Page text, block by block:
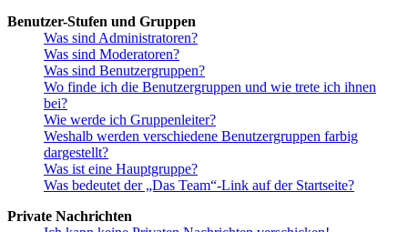
Benutzer-Stufen und Gruppen
Was sind Administratoren?
Was sind Moderatoren?
Was sind Benutzergruppen?
Wo finde ich die Benutzergruppen und wie trete ich ihnen
bei?
Wie werde ich Gruppenleiter?
Weshalb werden verschiedene Benutzergruppen farbig
dargestellt?
Was ist eine Hauptgruppe?
Was bedeutet der „Das Team“-Link auf der Startseite?
Private Nachrichten